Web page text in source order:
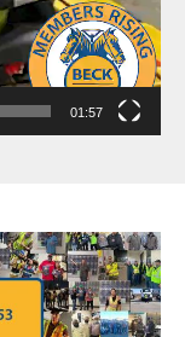
01:57